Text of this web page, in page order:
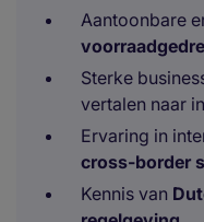
Aantoonbare
Sterke
vertalen naar
Ervaring in
cross-border
Kennis van